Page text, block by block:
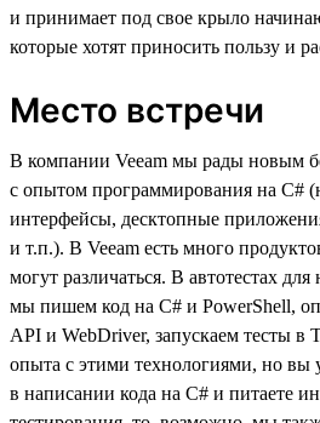
и принимает под свое крыло
которые хотят приносить пользу и
Место встречи
В компании Veeam мы рады новым
с опытом программирования на C#
интерфейсы, десктопные
и т.п.). В Veeam есть много
могут различаться. В автотестах
мы пишем код на C# и PowerShell,
API и WebDriver, запускаем тесты в
опыта с этими технологиями, но вы
в написании кода на C# и питаете